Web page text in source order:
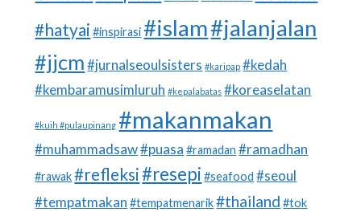
#hatyai #inspirasi #islam#jalanjalan
#jjcm #jurnalseoulsisters #karipap #kedah
#kembaramusimluruh #kepalabatas #koreaselatan
#kuih #pulaupinang #makanmakan
#muhammadsaw#puasa #ramadan #ramadhan
#rawak #refleksi#resepi #seafood #seoul
#tempatmakan #tempatmenarik #thailand #tok